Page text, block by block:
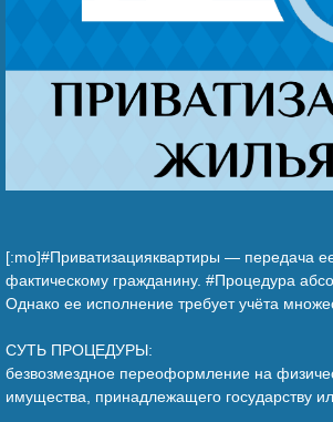
[:mo]#Приватизацияквартиры — передача
фактическому гражданину. #Процедура
Однако ее исполнение требует учёта
СУТЬ ПРОЦЕДУРЫ:
безвозмездное переоформление на
имущества, принадлежащего государству